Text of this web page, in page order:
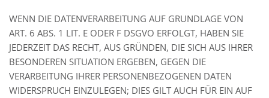
WENN DIE DATENVERARBEITUNG AUF GRUNDLAGE VON
ART. 6 ABS. 1 LIT. E ODER F DSGVO ERFOLGT, HABEN SIE
JEDERZEIT DAS RECHT, AUS GRÜNDEN, DIE SICH AUS IHRER
BESONDEREN SITUATION ERGEBEN, GEGEN DIE
VERARBEITUNG IHRER PERSONENBEZOGENEN DATEN
WIDERSPRUCH EINZULEGEN; DIES GILT AUCH FÜR EIN AUF